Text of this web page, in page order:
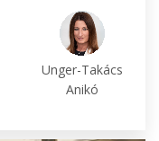
Unger-Takács
Anikó